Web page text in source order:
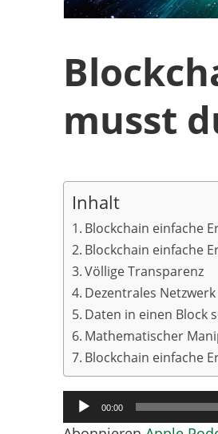
musst
Inhalt
Blockchain einfache
Blockchain einfache
Völlige Transparenz
Dezentrales Netzwerk
Daten in einen Block
Mathematischer
Blockchain einfache
Audio-
Player
00:00